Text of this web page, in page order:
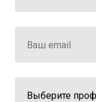
стала
инноваций